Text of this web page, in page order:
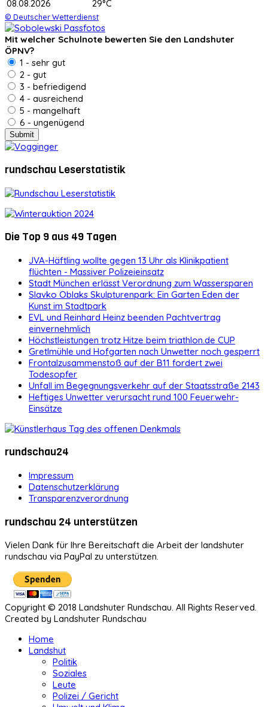
08.08.2026 29°C
© Deutscher Wetterdienst
Mit welcher Schulnote bewerten Sie den Landshuter
ÖPNV?
1 - sehr gut
2 - gut
3 - befriedigend
4 - ausreichend
5 - mangelhaft
6 - ungenügend
rundschau Leserstatistik
Die Top 9 aus 49 Tagen
JVA-Häftling wollte gegen 13 Uhr als Klinikpatient
flüchten - Massiver Polizeieinsatz
Stadt München erlässt Verordnung zum Wassersparen
Slavko Oblaks Skulpturenpark: Ein Garten Eden der
Kunst im Stadtpark
EVL und Reinhard Heinz beenden Pachtvertrag
einvernehmlich
Höchstleistungen trotz Hitze beim triathlon.de CUP
Gretlmühle und Hofgarten nach Unwetter noch gesperrt
Frontalzusammenstoß auf der B11 fordert zwei
Todesopfer
Unfall im Begegnungsverkehr auf der Staatsstraße 2143
Heftiges Unwetter verursacht rund 100 Feuerwehr-
Einsätze
rundschau24
Impressum
Datenschutzerklärung
Transparenzverordnung
rundschau 24 unterstützen
Vielen Dank für Ihre Bereitschaft die Arbeit der landshuter
rundschau via PayPal zu unterstützen.
Copyright © 2018 Landshuter Rundschau. All Rights Reserved.
Created by Landshuter Rundschau
Home
Landshut
Politik
Soziales
Leute
Polizei / Gericht